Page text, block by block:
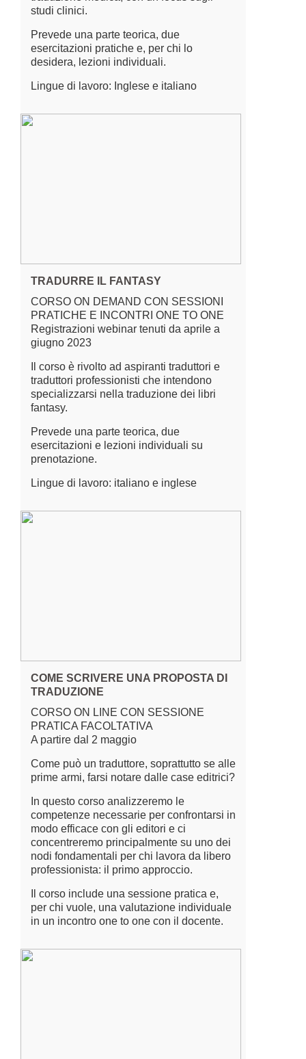
studi clinici.
Prevede una parte teorica, due
esercitazioni pratiche e, per chi lo
desidera, lezioni individuali.
Lingue di lavoro: Inglese e italiano
TRADURRE IL FANTASY
CORSO ON DEMAND CON SESSIONI
PRATICHE E INCONTRI ONE TO ONE
Registrazioni webinar tenuti da aprile a
giugno 2023
Il corso è rivolto ad aspiranti traduttori e
traduttori professionisti che intendono
specializzarsi nella traduzione dei libri
fantasy.
Prevede una parte teorica, due
esercitazioni e lezioni individuali su
prenotazione.
Lingue di lavoro: italiano e inglese
COME SCRIVERE UNA PROPOSTA DI
TRADUZIONE
CORSO ON LINE CON SESSIONE
PRATICA FACOLTATIVA
A partire dal 2 maggio
Come può un traduttore, soprattutto se alle
prime armi, farsi notare dalle case editrici?
In questo corso analizzeremo le
competenze necessarie per confrontarsi in
modo efficace con gli editori e ci
concentreremo principalmente su uno dei
nodi fondamentali per chi lavora da libero
professionista: il primo approccio.
Il corso include una sessione pratica e,
per chi vuole, una valutazione individuale
in un incontro one to one con il docente.